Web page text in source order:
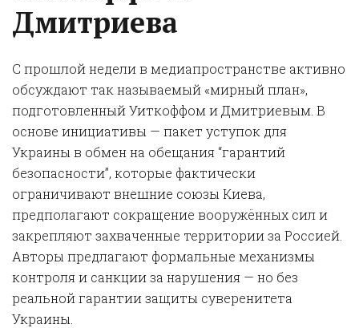
Дмитриева
С прошлой недели в медиапространстве активно
обсуждают так называемый «мирный план»,
подготовленный Уиткоффом и Дмитриевым. В
основе инициативы — пакет уступок для
Украины в обмен на обещания “гарантий
безопасности”, которые фактически
ограничивают внешние союзы Киева,
предполагают сокращение вооружённых сил и
закрепляют захваченные территории за Россией.
Авторы предлагают формальные механизмы
контроля и санкции за нарушения — но без
реальной гарантии защиты суверенитета
Украины.